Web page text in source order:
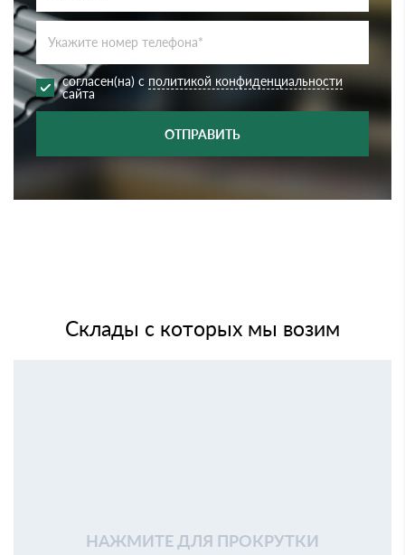
согласен(на) с политикой конфиденциальности
сайта
ОТПРАВИТЬ
Склады с которых мы возим
НАЖМИТЕ ДЛЯ ПРОКРУТКИ